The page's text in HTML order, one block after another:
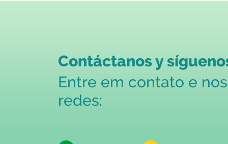
Contáctanos y
Entre em contato e
redes: